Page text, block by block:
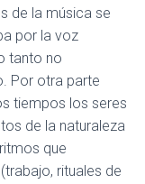
de la música se
por la voz
tanto no
Por otra parte
tiempos los seres
de la naturaleza
que
rituales de